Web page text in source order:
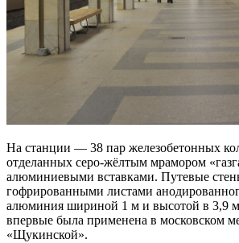
На станции — 38 пар железобетонных
отделанных серо-жёлтым мрамором
алюминиевыми вставками. Путевые
гофрированными листами
алюминия шириной 1 м и высотой в 3,9 м
впервые была применена в московском
«Щукинской».